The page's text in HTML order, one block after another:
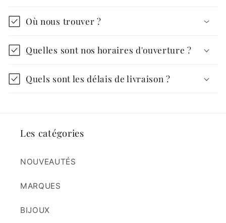
Où nous trouver ?
Quelles sont nos horaires d'ouverture ?
Quels sont les délais de livraison ?
Les catégories
NOUVEAUTÉS
MARQUES
BIJOUX